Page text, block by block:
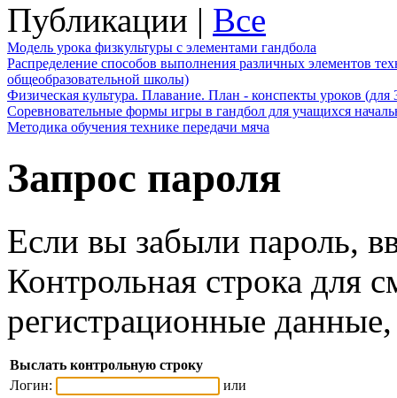
Публикации | Все
Модель урока физкультуры с элементами гандбола
Распределение способов выполнения различных элементов
общеобразовательной школы)
Физическая культура. Плавание. План - конспекты уроков (для
Соревновательные формы игры в гандбол для учащихся
Методика обучения технике передачи мяча
Запрос пароля
Если вы забыли пароль,
Контрольная строка для
регистрационные
Выслать контрольную строку
Логин:
или